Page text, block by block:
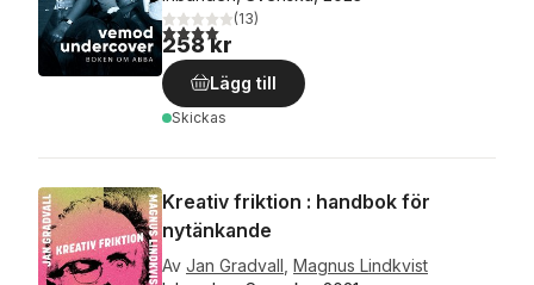
4,0utav 5 stjärnor. Totalt antal röster:
(13)
258 kr
Lägg till
Skickas
Kreativ friktion : handbok för
nytänkande
Av Jan Gradvall Magnus Lindkvist